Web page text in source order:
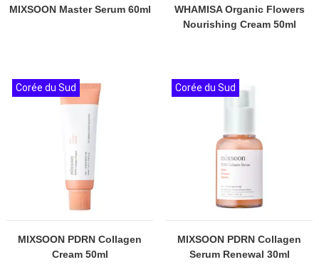
MIXSOON Master Serum 60ml
WHAMISA Organic Flowers
Nourishing Cream 50ml
MIXSOON PDRN Collagen
Cream 50ml
Corée du Sud
MIXSOON PDRN Collagen
Serum Renewal 30ml
Corée du Sud